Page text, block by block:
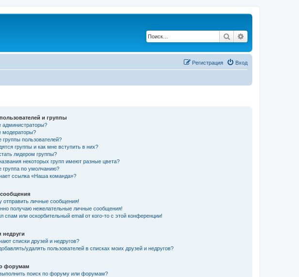
Поиск
Вход
Регистрация
и группы
администраторы?
модераторы?
группы пользователей?
группы и как мне вступить в них?
лидером группы?
некоторых групп имеют разные цвета?
группа по умолчанию?
ссылка «Наша команда»?
отправить личные сообщения!
получаю нежелательные личные сообщения!
спам или оскорбительный email от кого-то с этой конференции!
недруги
списки друзей и недругов?
удалять пользователей в списках моих друзей и недругов?
форумам
поиск по форуму или форумам?